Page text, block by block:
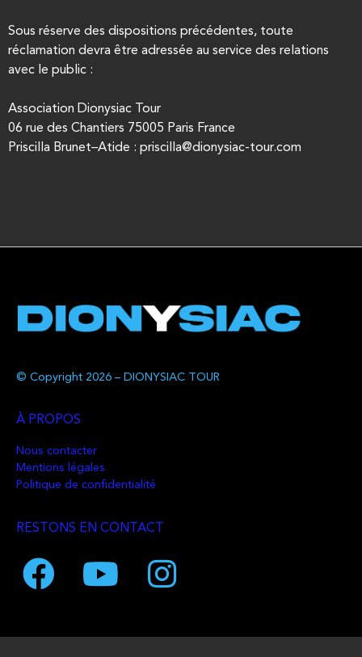
Sous réserve des dispositions précédentes, toute
réclamation devra être adressée au service des relations
avec le public :
Association Dionysiac Tour
06 rue des Chantiers 75005 Paris France
Priscilla Brunet–Atide : priscilla@dionysiac-tour.com
© Copyright 2026 – DIONYSIAC TOUR
À PROPOS
Nous contacter
Mentions légales
Politique de confidentialité
RESTONS EN CONTACT